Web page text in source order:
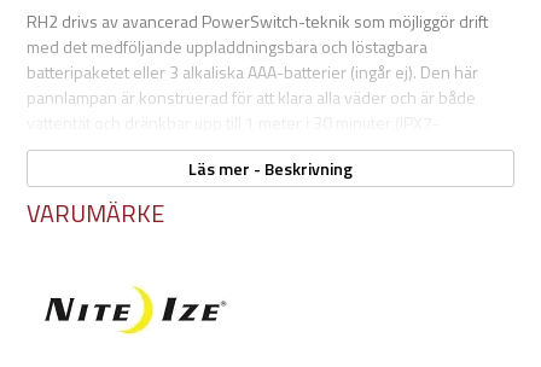
RH2 drivs av avancerad PowerSwitch-teknik som möjliggör drift
med det medföljande uppladdningsbara och löstagbara
batteripaketet eller 3 alkaliska AAA-batterier (ingår ej). Den här
pannlampan är konstruerad för att klara alla väder och är både
klassning), och falltestad för att klara fall från upp till 2 meter. Den
här tåligheten gör att den står pall för vattenövergångar, regnskurar
och oförutsedda kriser.
och vita lysdioder för att bevara mörkerseendet, och flexibiliteten
hos spot- och floodstrålar med oberoende knappkontroller.
Läs mer - Beskrivning
VARUMÄRKE